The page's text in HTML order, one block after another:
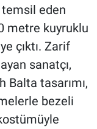
temsil eden
metre kuyruklu
çıktı. Zarif
sanatçı,
Balta tasarımı,
bezeli